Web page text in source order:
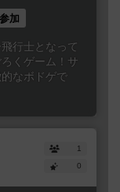
加
行士となって
くゲーム！サ
なボドゲで
1
0